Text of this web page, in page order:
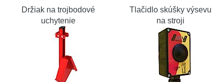
Držiak na trojbodové
uchytenie
Tlačidlo skúšky výsevu
na stroji